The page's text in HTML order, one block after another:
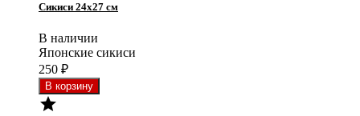
Сикиси 24x27 см
В наличии
Японские сикиси
250 ₽
